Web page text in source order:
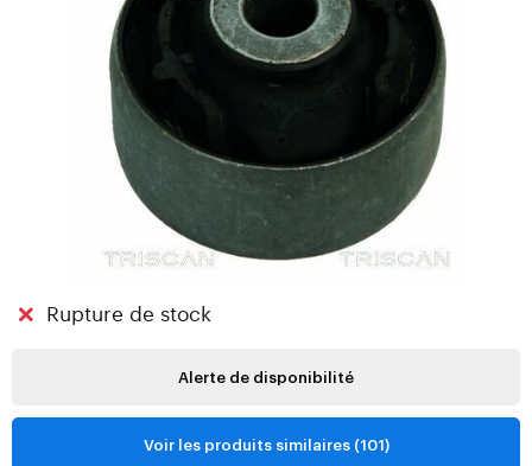
Rupture de stock
Alerte de disponibilité
Voir les produits similaires (101)